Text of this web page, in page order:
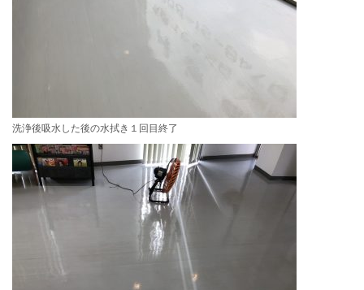
洗浄後吸水した後の水拭き１回目終了